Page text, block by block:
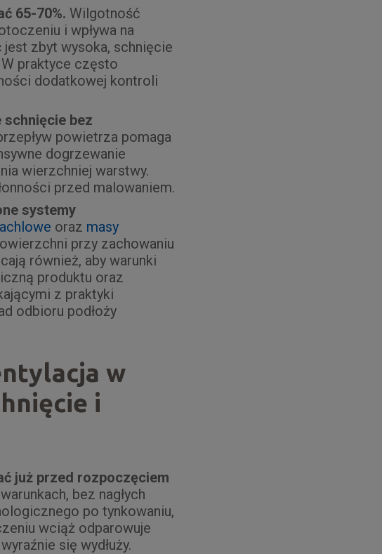
65-70%. Wilgotność
i wpływa na
zbyt wysoka, schnięcie
W praktyce często
dodatkowej kontroli
bez
powietrza pomaga
dogrzewanie
wierzchniej warstwy.
przed malowaniem.
systemy
oraz masy
przy zachowaniu
również, aby warunki
produktu oraz
z praktyki
odbioru podłoży
w
i
już przed rozpoczęciem
bez nagłych
po tynkowaniu,
wciąż odparowuje
się wydłuży.